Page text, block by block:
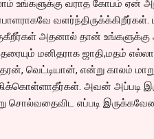
உங்களுக்கு வராத கோபம் ஏன்
அதனால் தான் உங்களுக்கு
மனிதராக ஜாதி,மதம்
வெட்டியான், என்று காலம்
அவன் அப்படி
சொல்வதைவிட எப்படி